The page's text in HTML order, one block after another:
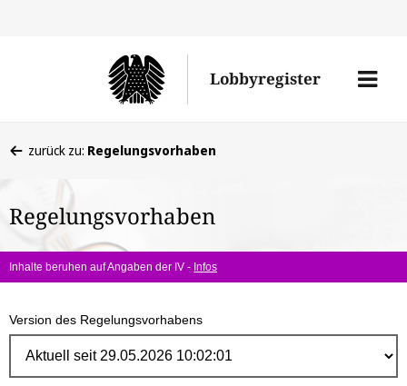
Lobbyregister
Menü
befinden
hier:
zurück zu: Regelungsvorhaben
Regelungsvorhaben
Inhalte beruhen auf Angaben der IV - Infos
Version des Regelungsvorhabens